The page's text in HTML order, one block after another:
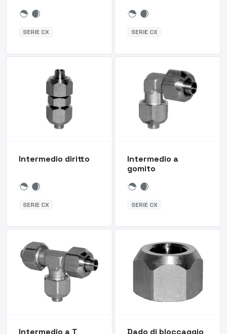
SERIE CX SERIE CX
Intermedio diritto
SERIE CX
Intermedio a
gomito
SERIE CX
Intermedio a T Dado di bloccaggio